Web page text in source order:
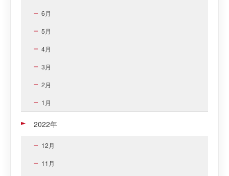
6月
5月
4月
3月
2月
1月
2022年
12月
11月